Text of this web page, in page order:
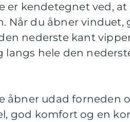
er kendetegnet ved,
Når du åbner vinduet,
nederste kant
langs hele den
åbner udad forneden
god komfort og en